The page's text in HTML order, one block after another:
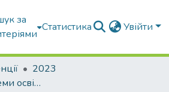
за
Статистика Увійти
2023
Актуальні проблеми освітнього процесу в контексті європейського вибору України